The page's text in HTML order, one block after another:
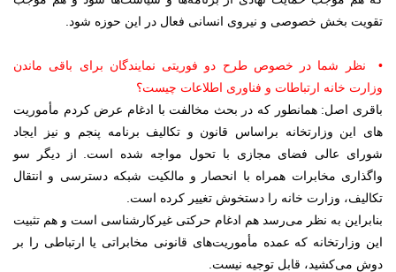
تقویت بخش خصوصی و نیروی انسانی فعال در این حوزه شود.
• نظر شما در خصوص طرح دو فوریتی نمایندگان برای باقی ماندن
وزارت خانه ارتباطات و فناوری اطلاعات چیست؟
باقری اصل: همانطور که در بحث مخالفت با ادغام عرض کردم مأموریت
های این وزارتخانه براساس قانون و تکالیف برنامه پنجم و نیز ایجاد
شورای عالی فضای مجازی با تحول مواجه شده است. از دیگر سو
واگذاری مخابرات همراه با انحصار و مالکیت شبکه دسترسی و انتقال
تکالیف، وزارت خانه را دستخوش تغییر کرده است.
بنابراین به نظر می‌رسد هم ادغام حرکتی غیرکارشناسی است و هم تثبیت
این وزارتخانه که عمده مأموریت‌های قانونی مخابراتی یا ارتباطی را بر
دوش می‌کشید، قابل توجیه نیست.